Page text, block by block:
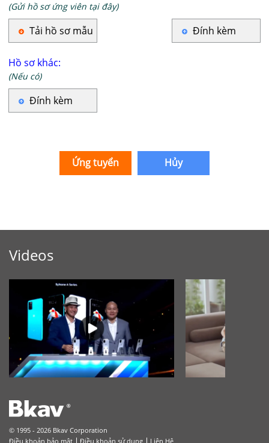
(Gửi hồ sơ ứng viên tại đây)
Tải hồ sơ mẫu Đính kèm
Hồ sơ khác:
(Nếu có)
Đính kèm
Ứng tuyển Hủy
Videos
© 1995 - 2026 Bkav Corporation
Điều khoản bảo mật
Điều khoản sử dụng Liên Hệ